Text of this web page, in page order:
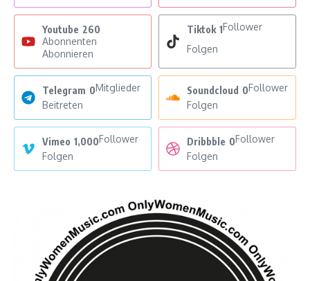
Youtube 260
Abonnenten
Abonnieren
Tiktok 1Follower
Folgen
Telegram 0Mitglieder
Beitreten
Soundcloud 0Follower
Folgen
Vimeo 1,000Follower
Folgen
Dribbble 0Follower
Folgen